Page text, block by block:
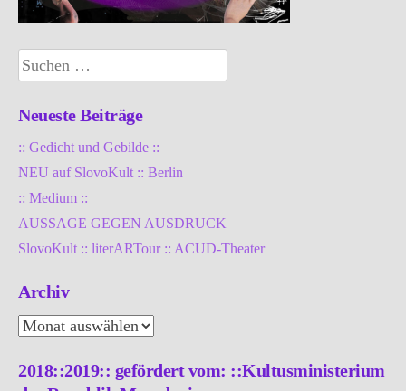
Suchen
nach:
Neueste Beiträge
:: Gedicht und Gebilde ::
NEU auf SlovoKult :: Berlin
:: Medium ::
AUSSAGE GEGEN AUSDRUCK
SlovoKult :: literARTour :: ACUD-Theater
Archiv
Archiv
2018::2019:: gefördert vom: ::Kultusministerium